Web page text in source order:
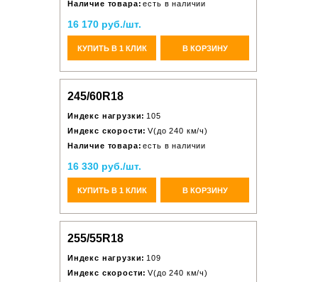
Наличие товара: есть в наличии
16 170 руб./шт.
КУПИТЬ В 1 КЛИК В КОРЗИНУ
245/60R18
Индекс нагрузки: 105
Индекс скорости: V(до 240 км/ч)
Наличие товара: есть в наличии
16 330 руб./шт.
КУПИТЬ В 1 КЛИК В КОРЗИНУ
255/55R18
Индекс нагрузки: 109
Индекс скорости: V(до 240 км/ч)